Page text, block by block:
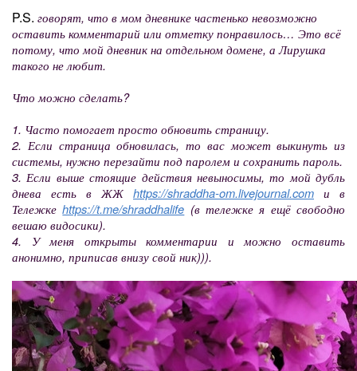
P.S. говорят, что в мом дневнике частенько невозможно
оставить комментарий или отметку понравилось… Это всё
потому, что мой дневник на отдельном домене, а Лирушка
такого не любит.
Что можно сделать?
1. Часто помогает просто обновить страницу.
2. Если страница обновилась, то вас может выкинуть из
системы, нужно перезайти под паролем и сохранить пароль.
3. Если выше стоящие действия невыносимы, то мой дубль
днева есть в ЖЖ https://shraddha-om.livejournal.com и в
Тележкеhttps://t.me/shraddhalife (в тележке я ещё свободно
вешаю видосики).
4. У меня открыты комментарии и можно оставить
анонимно, приписав внизу свой ник))).